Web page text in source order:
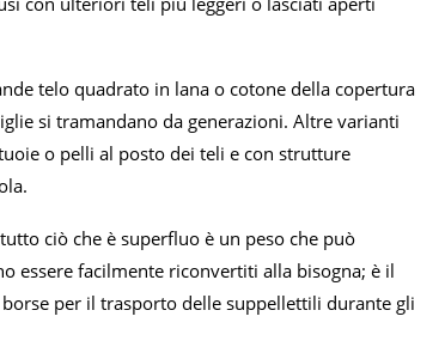
telo quadrato in lana o cotone della copertura
si tramandano da generazioni. Altre varianti
o pelli al posto dei teli e con strutture
ciò che è superfluo è un peso che può
essere facilmente riconvertiti alla bisogna; è il
per il trasporto delle suppellettili durante gli